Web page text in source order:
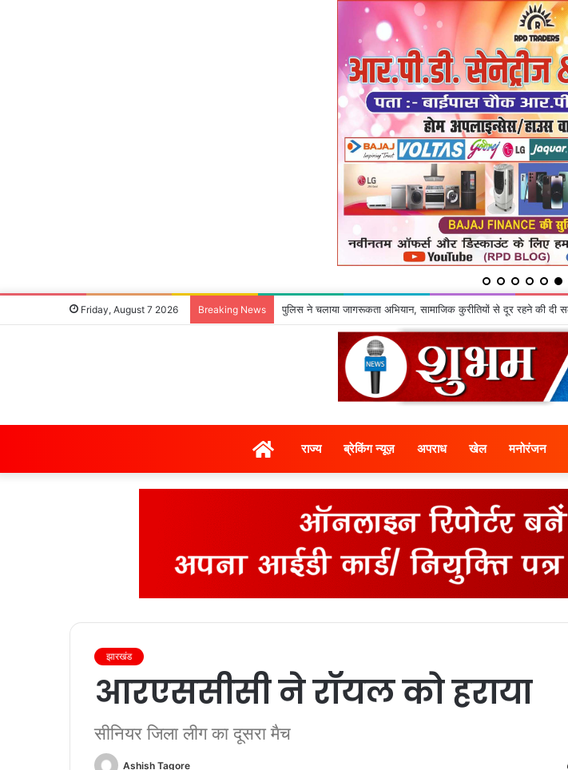
Friday, August 7 2026 Breaking News माओवादी रविंद्र गंझू के घर से चोरी की गयी सामग्रियां बरामद, दो गिरफ्तार
होम राज्‍य ब्रेकिंग न्यूज़ अपराध खेल मनोरंजन
झारखंड
आरएससीसी ने रॉयल को हराया
सीनियर जिला लीग का दूसरा मैच
Ashish Tagore